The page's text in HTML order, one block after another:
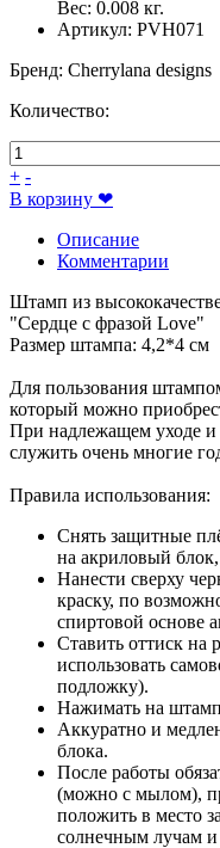
Вес: 0.008 кг.
Артикул: PVH071
Бренд: Cherrylana designs
Количество:
+ -
В корзину ❤
Описание
Комментарии
Штамп из
"Сердце с фразой Love"
Размер штампа: 4,2*4 см
Для пользования
который можно
При надлежащем уходе
служить очень многие
Правила использования:
Снять защитные
на акриловый
Нанести сверху
краску, по
спиртовой основе
Ставить оттиск на
использовать
подложку).
Нажимать на
Аккуратно и
блока.
После работы
(можно с мылом),
положить в место
солнечным лучам